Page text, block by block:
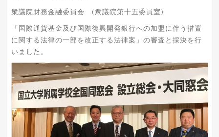
衆議院財務金融委員会 (衆議院第十五委員室)
「国際通貨基金及び国際復興開発銀行への加盟に伴う措置
に関する法律の一部を改正する法律案」の審査と採決を行
いました。